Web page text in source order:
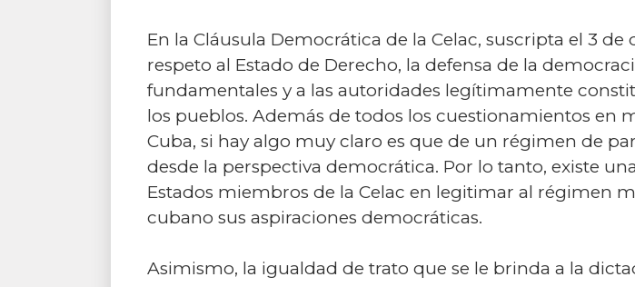
En la Cláusula Democrática de la Celac, suscripta el 3
respeto al Estado de Derecho, la defensa de la
fundamentales y a las autoridades legítimamente
los pueblos. Además de todos los cuestionamientos en
Cuba, si hay algo muy claro es que de un régimen de
desde la perspectiva democrática. Por lo tanto, existe
Estados miembros de la Celac en legitimar al régimen
cubano sus aspiraciones democráticas.
Asimismo, la igualdad de trato que se le brinda a la